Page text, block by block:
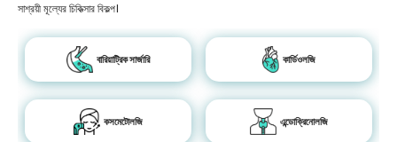
সাশ্রয়ী মূল্যের চিকিত্সার বিকল্প।
বারিয়াট্রিক সার্জারি কার্ডিওলজি
কসমেটোলজি এন্ডোক্রিনোলজি